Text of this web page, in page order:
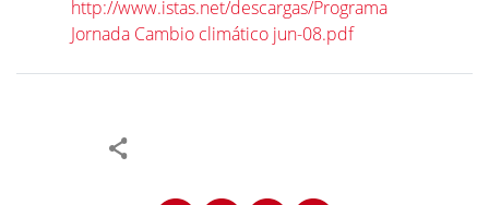
http://www.istas.net/descargas/Programa
Jornada Cambio climático jun-08.pdf